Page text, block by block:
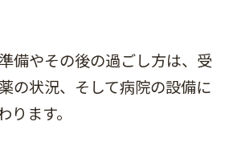
備やその後の過ごし方は、受
の状況、そして病院の設備に
ります。